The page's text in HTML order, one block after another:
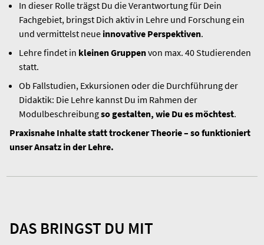
In dieser Rolle trägst Du die Verantwortung für Dein
Fachgebiet, bringst Dich aktiv in Lehre und Forschung ein
und vermittelst neue innovative Perspektiven.
Lehre findet in kleinen Gruppenvon max. 40 Studierenden
statt.
Ob Fallstudien, Exkursionen oder die Durchführung der
Didaktik: Die Lehre kannst Du im Rahmen der
Modulbeschreibungso gestalten, wie Du es möchtest.
Praxisnahe Inhalte statt trockener Theorie – so funktioniert
unser Ansatz in der Lehre.
DAS BRINGST DU MIT